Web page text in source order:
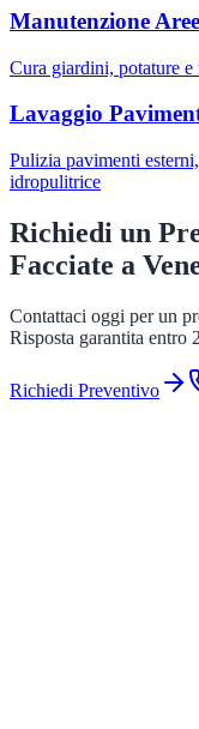
Manutenzione
Cura giardini, potature e
Lavaggio
Pulizia pavimenti
idropulitrice
Richiedi un
Facciate a
Contattaci oggi per un
Risposta garantita entro
Richiedi Preventivo